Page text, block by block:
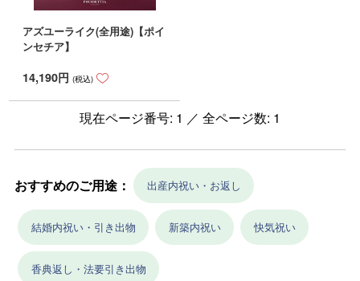
アズユーライク(全用途)【ポイ
ンセチア】
14,190円 (税込)
現在ページ番号: 1 ／ 全ページ数: 1
おすすめのご用途： 出産内祝い・お返し
結婚内祝い・引き出物 新築内祝い 快気祝い
香典返し・法要引き出物